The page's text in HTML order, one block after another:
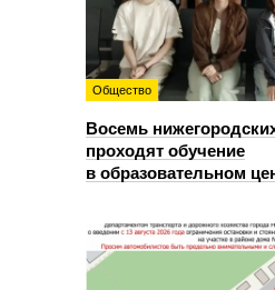
Общество
Восемь
проходят обучение
в образовательном